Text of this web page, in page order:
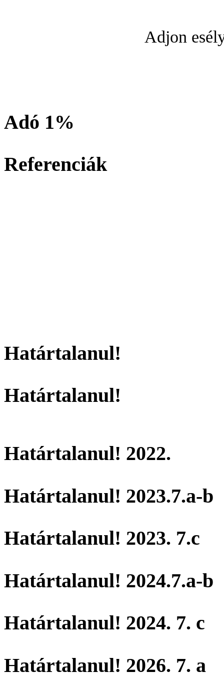
Adjon
Adó 1%
Referenciák
Határtalanul!
Határtalanul!
Határtalanul! 2022.
Határtalanul! 2023.7.a-b
Határtalanul! 2023. 7.c
Határtalanul! 2024.7.a-b
Határtalanul! 2024. 7. c
Határtalanul! 2026. 7. a